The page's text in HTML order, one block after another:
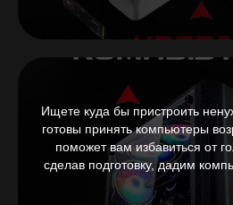
Ищете куда бы пристроить
готовы принять компьютеры
поможет вам избавиться от
сделав подготовку, дадим